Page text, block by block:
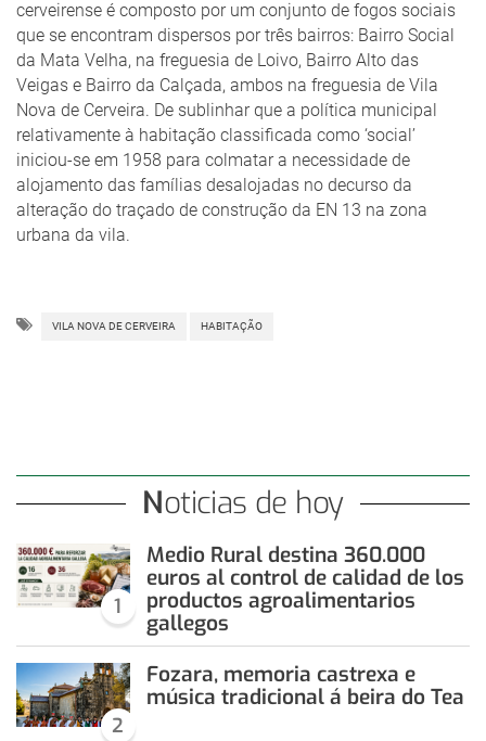
cerveirense é composto por um conjunto de fogos sociais
que se encontram dispersos por três bairros: Bairro Social
da Mata Velha, na freguesia de Loivo, Bairro Alto das
Veigas e Bairro da Calçada, ambos na freguesia de Vila
Nova de Cerveira. De sublinhar que a política municipal
relativamente à habitação classificada como ‘social’
iniciou-se em 1958 para colmatar a necessidade de
alojamento das famílias desalojadas no decurso da
alteração do traçado de construção da EN 13 na zona
urbana da vila.
VILA NOVA DE CERVEIRA HABITAÇÃO
Noticias de hoy
1
Medio Rural destina 360.000
euros al control de calidad de los
productos agroalimentarios
gallegos
2
Fozara, memoria castrexa e
música tradicional á beira do Tea